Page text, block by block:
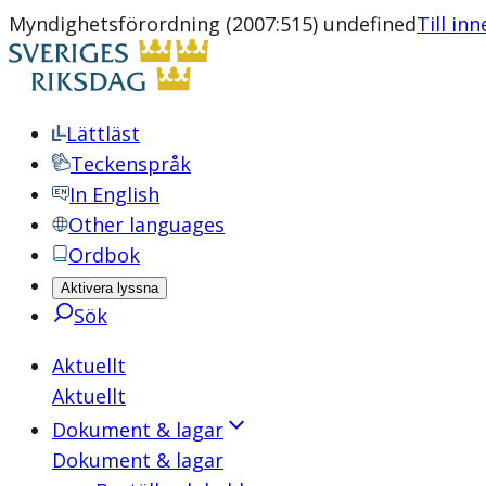
Myndighetsförordning (2007:515) undefinedTill
Lättläst
Teckenspråk
In English
Other languages
Ordbok
Aktivera lyssna
Sök
Aktuellt
Aktuellt
Dokument & lagar
Dokument & lagar